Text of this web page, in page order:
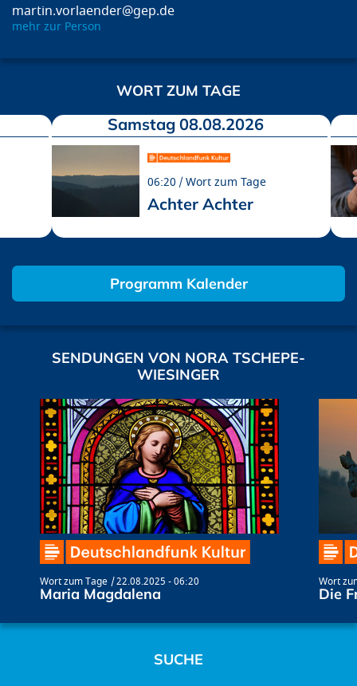
martin.vorlaender@gep.de
mehr zur Person
WORT ZUM TAGE
Samstag 08.08.2026
06:20 Wort zum Tage
Achter Achter
Programm Kalender
SENDUNGEN VON NORA TSCHEPE-
WIESINGER
Wort zum Tage 22.08.2025 - 06:20
Maria Magdalena
Wort
Die
SUCHE